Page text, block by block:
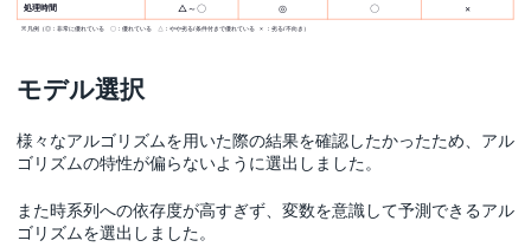
モデル選択
様々なアルゴリズムを用いた際の結果を確認したかったため、アル
ゴリズムの特性が偏らないように選出しました。
また時系列への依存度が高すぎず、変数を意識して予測できるアル
ゴリズムを選出しました。